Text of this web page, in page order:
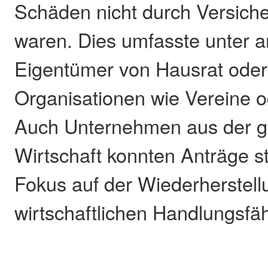
Schäden nicht durch
waren. Dies umfasste unter
Eigentümer von Hausrat
Organisationen wie Vereine
Auch Unternehmen aus der
Wirtschaft konnten Anträge
Fokus auf der
wirtschaftlichen